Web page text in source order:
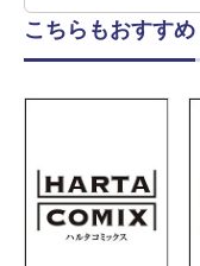
こちらもおすすめ